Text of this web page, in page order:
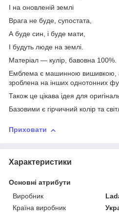
І на оновленій землі
Врага не буде, супостата,
А буде син, і буде мати,
І будуть люде на землі.
Матеріал — кулір, бавовна 100%.
Емблема є машинною вишивкою,
зроблена на інших однотонних
Також це цікава ідея для
Базовими є гірчичний колір та
Приховати
Характеристики
Основні атрибути
Виробник
Країна виробник